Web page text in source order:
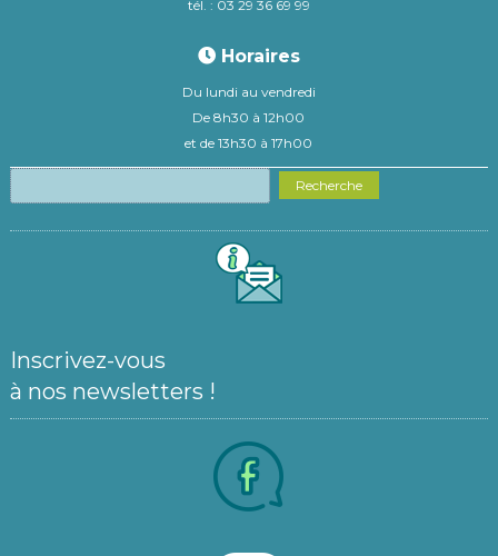
tél. : 03 29 36 69 99
Horaires
Du lundi au vendredi
De 8h30 à 12h00
et de 13h30 à 17h00
Recherche
Inscrivez-vous
à nos newsletters !